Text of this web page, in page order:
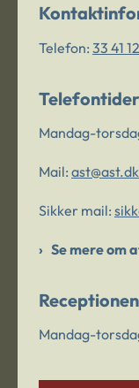
Telefon: 33 41
Telefontider
Mandag-
Mail: ast@ast.dk
Sikker mail:
Se mere om
Mandag-